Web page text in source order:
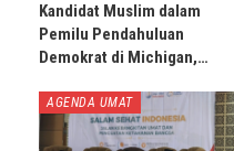
Kandidat Muslim dalam
Pemilu Pendahuluan
Demokrat di Michigan,…
AGENDA UMAT